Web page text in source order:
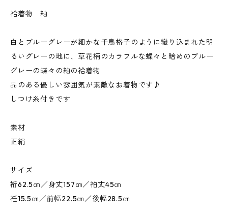
袷着物 紬
白とブルーグレーが細かな千鳥格子のように織り込まれた明
るいグレーの地に、草花柄のカラフルな蝶々と暗めのブルー
グレーの蝶々の紬の袷着物
品のある優しい雰囲気が素敵なお着物です♪
しつけ糸付きです
素材
正絹
サイズ
裄62.5㎝／身丈157㎝／袖丈45㎝
衽15.5㎝／前幅22.5㎝／後幅28.5㎝